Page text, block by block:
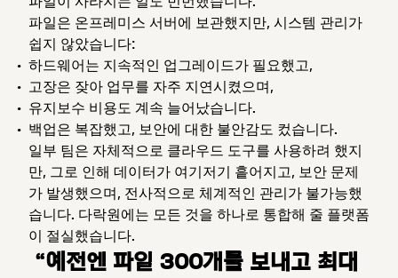
파일은 온프레미스 서버에 보관했지만, 시스템 관리가
쉽지 않았습니다:
하드웨어는 지속적인 업그레이드가 필요했고,
고장은 잦아 업무를 자주 지연시켰으며,
유지보수 비용도 계속 늘어났습니다.
백업은 복잡했고, 보안에 대한 불안감도 컸습니다.
일부 팀은 자체적으로 클라우드 도구를 사용하려 했지
만, 그로 인해 데이터가 여기저기 흩어지고, 보안 문제
가 발생했으며, 전사적으로 체계적인 관리가 불가능했
습니다. 다락원에는 모든 것을 하나로 통합해 줄 플랫폼
이 절실했습니다.
“예전엔 파일 300개를 보내고 최대